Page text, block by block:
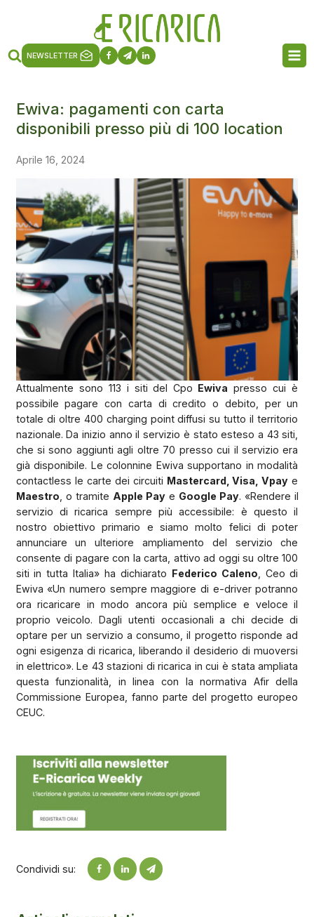
NEWSLETTER
Ewiva: pagamenti con carta
disponibili presso più di 100 location
Aprile 16, 2024
Attualmente sono 113 i siti del Cpo Ewiva presso cui è
possibile pagare con carta di credito o debito, per un
totale di oltre 400 charging point diffusi su tutto il territorio
nazionale. Da inizio anno il servizio è stato esteso a 43 siti,
che si sono aggiunti agli oltre 70 presso cui il servizio era
già disponibile. Le colonnine Ewiva supportano in modalità
contactless le carte dei circuiti Mastercard, Visa, Vpay e
Maestro , o tramite Apple Paye Google Pay. «Rendere il
servizio di ricarica sempre più accessibile: è questo il
nostro obiettivo primario e siamo molto felici di poter
annunciare un ulteriore ampliamento del servizio che
consente di pagare con la carta, attivo ad oggi su oltre 100
siti in tutta Italia» ha dichiarato Federico Caleno , Ceo di
Ewiva «Un numero sempre maggiore di e-driver potranno
ora ricaricare in modo ancora più semplice e veloce il
proprio veicolo. Dagli utenti occasionali a chi decide di
optare per un servizio a consumo, il progetto risponde ad
ogni esigenza di ricarica, liberando il desiderio di muoversi
in elettrico». Le 43 stazioni di ricarica in cui è stata ampliata
questa funzionalità, in linea con la normativa Afir della
Commissione Europea, fanno parte del progetto europeo
CEUC.
Condividi su: